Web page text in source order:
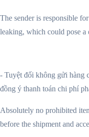
The sender is responsible
leaking, which could pose a
- Tuyệt đối không gửi hàng
đồng ý thanh toán chi phí
Absolutely no prohibited
before the shipment and